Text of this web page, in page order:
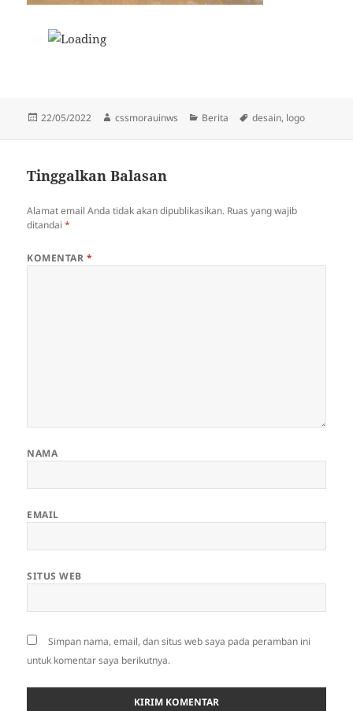
Diposkan
22/05/2022 Penulis
cssmorauinws Kategori
Berita Tag
desain, logo
Tinggalkan Balasan
Alamat email Anda tidak akan dipublikasikan. Ruas yang wajib
ditandai*
KOMENTAR *
NAMA
EMAIL
SITUS WEB
Simpan nama, email, dan situs web saya pada peramban ini
untuk komentar saya berikutnya.